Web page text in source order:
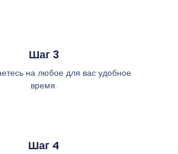
Шаг 3
на любое для вас удобное
время.
Шаг 4